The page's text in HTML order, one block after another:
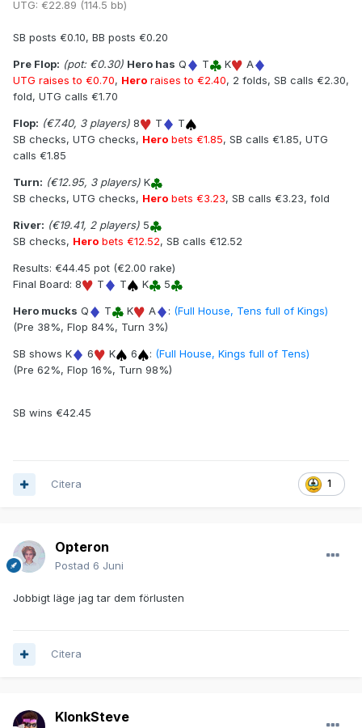
UTG: €22.89 (114.5 bb)
SB posts €0.10, BB posts €0.20
Pre Flop: (pot: €0.30) Hero has Q T K
A
UTG raises to €0.70, Hero raises to €2.40, 2 folds, SB calls €2.30,
fold, UTG calls €1.70
Flop: (€7.40, 3 players) 8 T
T
SB checks, UTG checks, Hero bets €1.85, SB calls €1.85, UTG
calls €1.85
Turn: (€12.95, 3 players) K
SB checks, UTG checks, Hero bets €3.23, SB calls €3.23, fold
River: (€19.41, 2 players) 5
SB checks, Hero bets €12.52, SB calls €12.52
Results: €44.45 pot (€2.00 rake)
Final Board: 8
T T K 5
Hero mucks Q T K A : (Full House, Tens full of Kings)
(Pre 38%, Flop 84%, Turn 3%)
SB shows K 6 K 6 : (Full House, Kings full of Tens)
(Pre 62%, Flop 16%, Turn 98%)
SB wins €42.45
1
Citera
Opteron
Postad 6 Juni
Jobbigt läge jag tar dem förlusten
Citera
KlonkSteve